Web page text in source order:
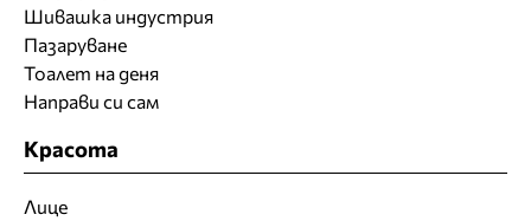
Шивашка индустрия
Пазаруване
Тоалет на деня
Направи си сам
Красота
Лице